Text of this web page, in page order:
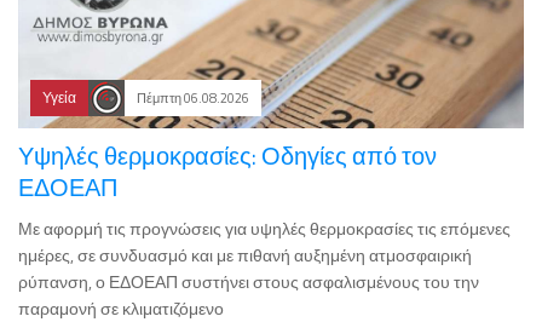
Υγεία Πέμπτη 06.08.2026
Υψηλές θερμοκρασίες: Οδηγίες από τον
ΕΔΟΕΑΠ
Με αφορμή τις προγνώσεις για υψηλές θερμοκρασίες τις επόμενες
ημέρες, σε συνδυασμό και με πιθανή αυξημένη ατμοσφαιρική
ρύπανση, ο ΕΔΟΕΑΠ συστήνει στους ασφαλισμένους του την
παραμονή σε κλιματιζόμενο